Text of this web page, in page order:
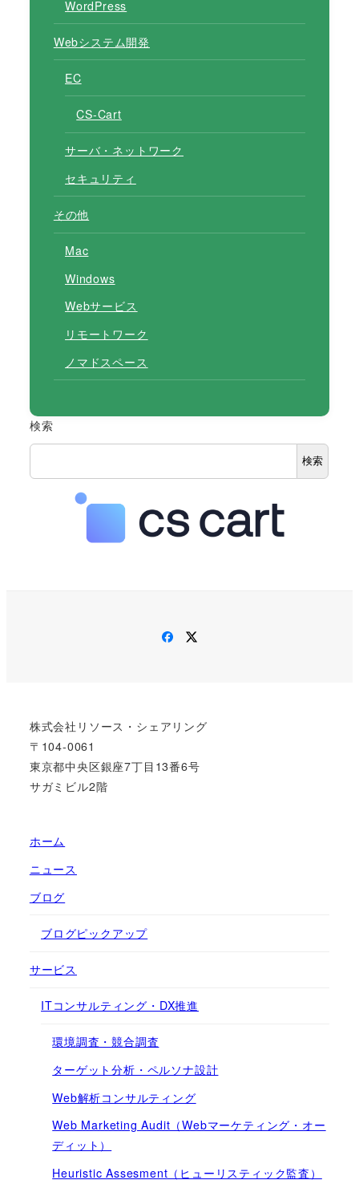
WordPress
Webシステム開発
EC
CS-Cart
サーバ・ネットワーク
セキュリティ
その他
Mac
Windows
Webサービス
リモートワーク
ノマドスペース
検索
検索
Facebook
株式会社リソース・シェアリング
〒104-0061
東京都中央区銀座7丁目13番6号
サガミビル2階
ホーム
ニュース
ブログ
ブログピックアップ
サービス
ITコンサルティング・DX推進
環境調査・競合調査
ターゲット分析・ペルソナ設計
Web解析コンサルティング
Web Marketing Audit（Webマーケティング・オー
ディット）
Heuristic Assesment（ヒューリスティック監査）